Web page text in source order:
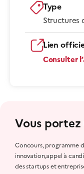
Type
Structures
Lien
Consulter
Vous
Concours, programme
innovation,appel à
des startups et